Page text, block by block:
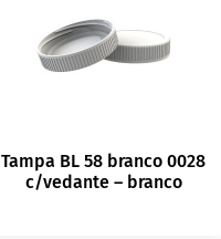
Tampa BL 58 branco 0028
c/vedante – branco